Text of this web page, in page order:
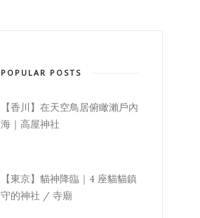
POPULAR POSTS
【香川】在天空鳥居俯瞰瀨戶內
海｜高屋神社
【東京】貓神降臨｜4 座貓貓鎮
守的神社 / 寺廟